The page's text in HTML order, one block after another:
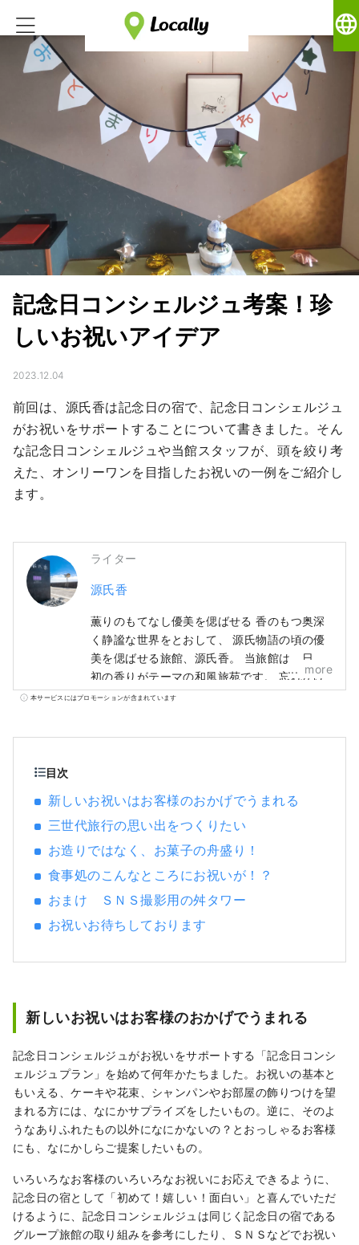
language
記念日コンシェルジュ考案！珍
しいお祝いアイデア
2023.12.04
前回は、源氏香は記念日の宿で、記念日コンシェルジュ
がお祝いをサポートすることについて書きました。そん
な記念日コンシェルジュや当館スタッフが、頭を絞り考
えた、オンリーワンを目指したお祝いの一例をご紹介し
ます。
ライター
源氏香
薫りのもてなし優美を偲ばせる 香のもつ奥深
く静謐な世界をとおして、 源氏物語の頃の優
美を偲ばせる旅館、源氏香。 当旅館は、日本
初の香りがテーマの和風旅苑です。 忘れかけ
た心の平安を呼び覚ます―。 お部屋や館内の
more
本サービスにはプロモーションが含まれています
目次
新しいお祝いはお客様のおかげでうまれる
三世代旅行の思い出をつくりたい
お造りではなく、お菓子の舟盛り！
食事処のこんなところにお祝いが！？
おまけ ＳＮＳ撮影用の舛タワー
お祝いお待ちしております
新しいお祝いはお客様のおかげでうまれる
記念日コンシェルジュがお祝いをサポートする「記念日コンシ
ェルジュプラン」を始めて何年かたちました。お祝いの基本と
もいえる、ケーキや花束、シャンパンやお部屋の飾りつけを望
まれる方には、なにかサプライズをしたいもの。逆に、そのよ
うなありふれたもの以外になにかないの？とおっしゃるお客様
にも、なにかしらご提案したいもの。
いろいろなお客様のいろいろなお祝いにお応えできるように、
記念日の宿として「初めて！嬉しい！面白い」と喜んでいただ
けるように、記念日コンシェルジュは同じく記念日の宿である
グループ旅館の取り組みを参考にしたり、ＳＮＳなどでお祝い